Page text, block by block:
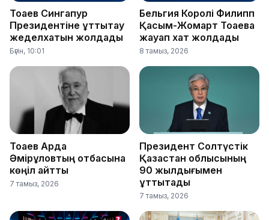
Тоқаев Сингапур
Президентіне құттықтау
жеделхатын жолдады
Бүгін, 10:01
Бельгия Королі Филипп
Қасым-Жомарт Тоқаевқа
жауап хат жолдады
8 тамыз, 2026
Тоқаев Ардақ
Әмірқұловтың отбасына
көңіл айтты
7 тамыз, 2026
Президент Солтүстік
Қазақстан облысының
90 жылдығымен
құттықтады
7 тамыз, 2026